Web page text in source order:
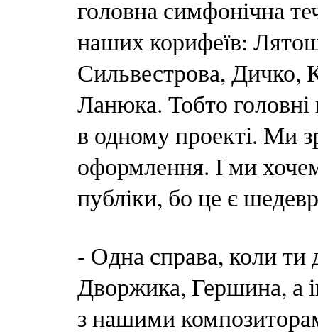
головна симфонічна
наших корифеїв:
Сильвестрова, Дичко,
Ланюка. Тобто головні
в одному проекті. Ми
оформлення. І ми
публіки, бо це є
- Одна справа, коли ти
Дворжика, Гершина, а
з нашими